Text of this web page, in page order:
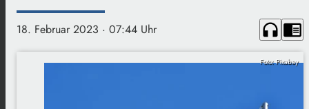
18. Februar 2023 · 07:44 Uhr headphones chrome_reader_mode
Foto: Pixabay